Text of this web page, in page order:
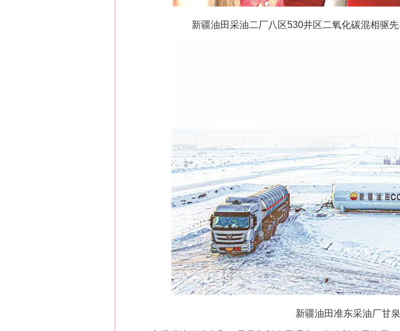
新疆油田采油二厂八区530井区二氧化碳混相驱先
新疆油田准东采油厂甘泉